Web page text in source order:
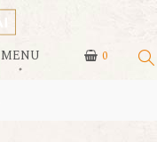
0
MENU